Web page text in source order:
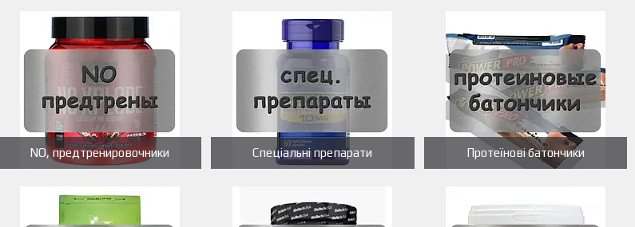
NO, предтренировочники Спеціальні препарати Протеїнові батончики